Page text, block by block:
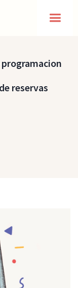
reservas